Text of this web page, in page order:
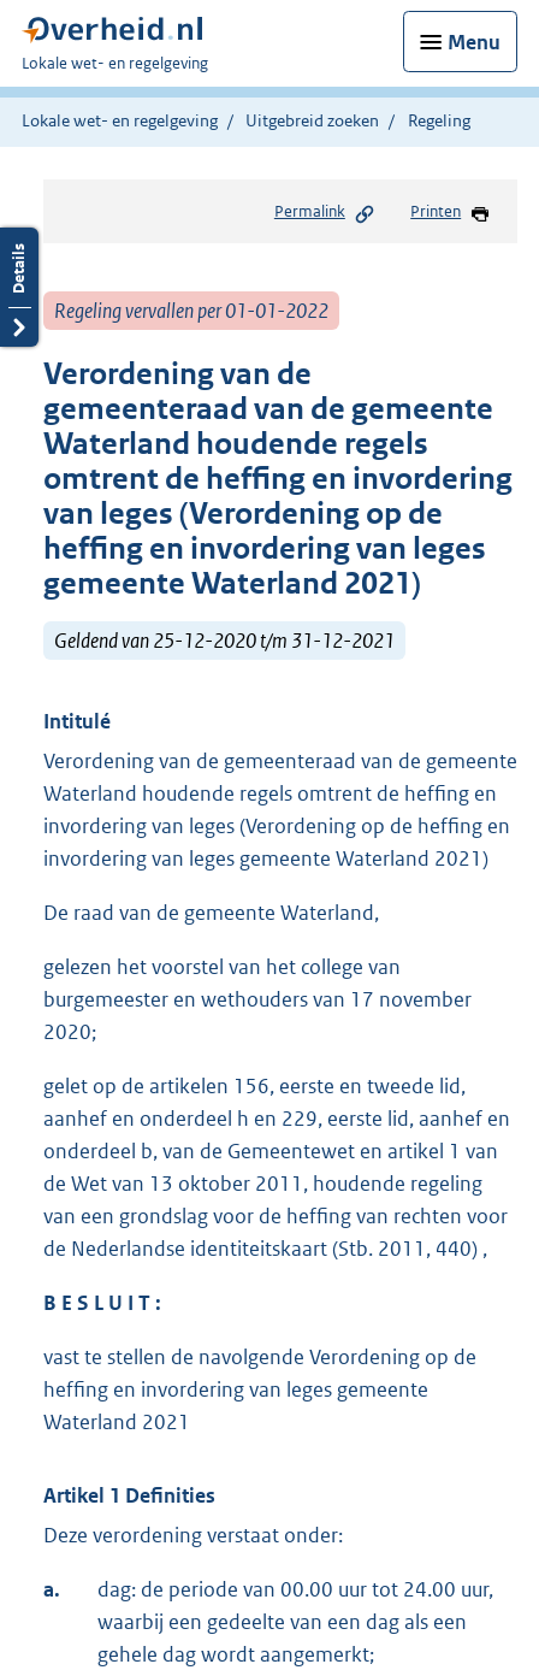
Menu
U
bent
hier:
Lokale wet- en regelgeving
Lokale wet- en regelgeving Uitgebreid zoeken Regeling
Permalink Printen
Regeling vervallen per 01-01-2022
Verordening van de
gemeenteraad van de gemeente
Waterland houdende regels
omtrent de heffing en invordering
van leges (Verordening op de
heffing en invordering van leges
gemeente Waterland 2021)
Geldend van 25-12-2020 t/m 31-12-2021
Intitulé
Verordening van de gemeenteraad van de gemeente
Waterland houdende regels omtrent de heffing en
invordering van leges (Verordening op de heffing en
invordering van leges gemeente Waterland 2021)
De raad van de gemeente Waterland,
gelezen het voorstel van het college van
burgemeester en wethouders van 17 november
2020;
gelet op de artikelen 156, eerste en tweede lid,
aanhef en onderdeel h en 229, eerste lid, aanhef en
onderdeel b, van de Gemeentewet en artikel 1 van
de Wet van 13 oktober 2011, houdende regeling
van een grondslag voor de heffing van rechten voor
de Nederlandse identiteitskaart (Stb. 2011, 440) ,
B E S L U I T :
vast te stellen de navolgende Verordening op de
heffing en invordering van leges gemeente
Waterland 2021
Artikel 1 Definities
Deze verordening verstaat onder:
a.
dag: de periode van 00.00 uur tot 24.00 uur,
waarbij een gedeelte van een dag als een
gehele dag wordt aangemerkt;